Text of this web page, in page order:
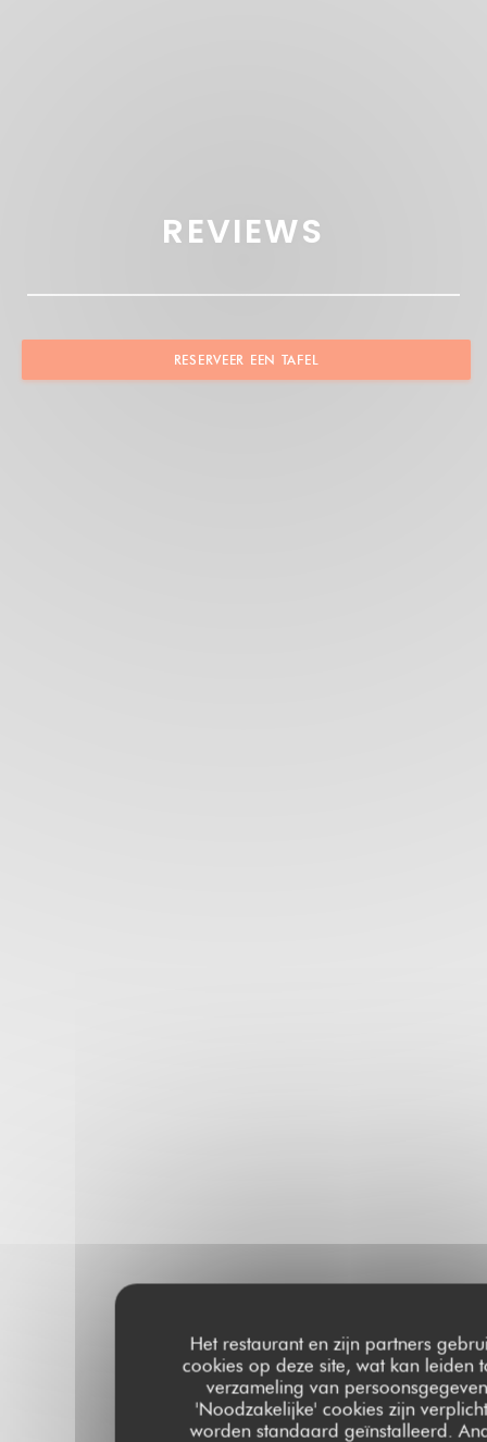
Het restaurant en zijn partners
cookies op deze site, wat kan leiden
verzameling van
'Noodzakelijke' cookies zijn
worden standaard geïnstalleerd.
REVIEWS
RESERVEER EEN TAFEL